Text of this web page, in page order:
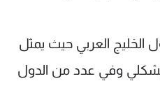
الخليج العربي حيث يمثل
وفي عدد من الدول